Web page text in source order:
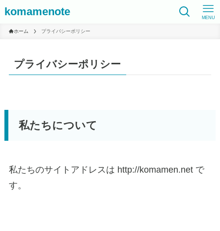
komamenote MENU
ホーム プライバシーポリシー
プライバシーポリシー
私たちについて
私たちのサイトアドレスは http://komamen.net で
す。